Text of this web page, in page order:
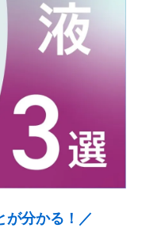
が分かる！／